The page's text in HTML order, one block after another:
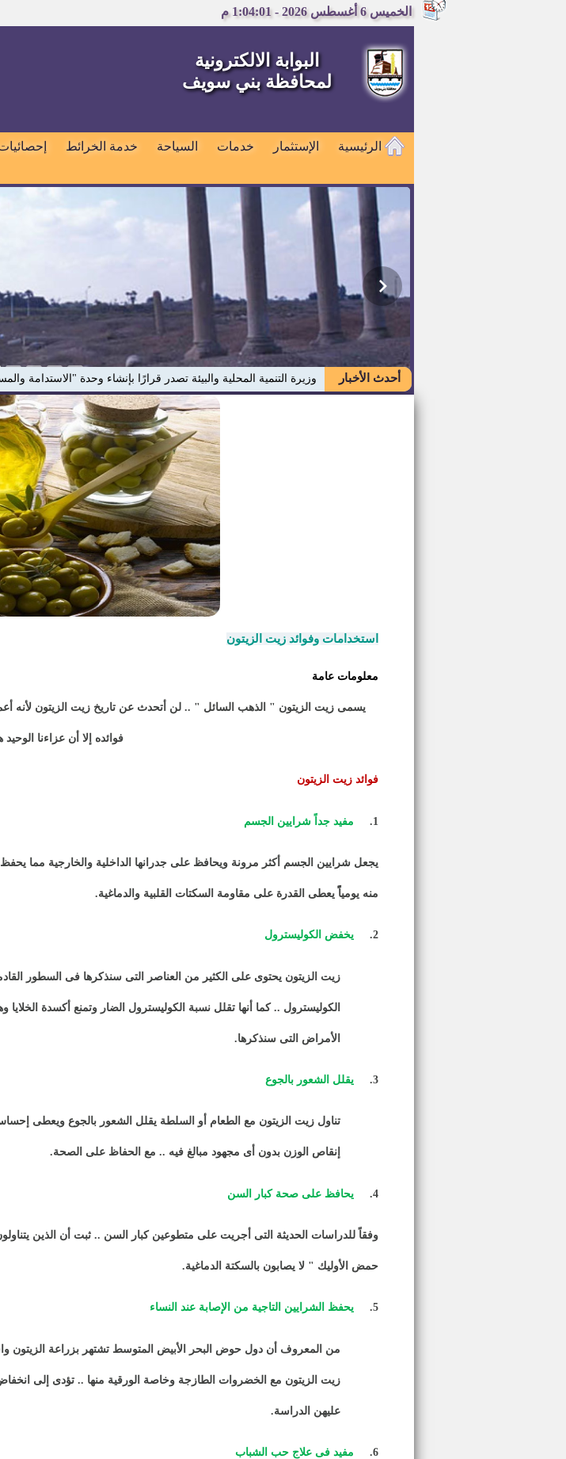
الخميس 6 أغسطس 2026 - 1:04:02 م
البوابة الالكترونية
لمحافظة بني سويف
الرئيسية الإستثمار خدمات السياحة خدمة الخرائط
أحدث الأخبار وزيرة التنمية المحلية والبيئة تصدر قرارًا بإنشاء وحدة "الاستدامة
استخدامات وفوائد زيت الزيتون
معلومات عامة
يسمى زيت الزيتون " الذهب السائل " .. لن أتحدث عن تاريخ زيت الزيتون لأنه
فوائده إلا أن عزاءنا
فوائد زيت الزيتون
1. مفيد جداً شرايين الجسم
يجعل شرايين الجسم أكثر مرونة ويحافظ على جدرانها الداخلية والخارجية مما
منه يومياًً يعطى القدرة على مقاومة السكتات القلبية والدماغية.
2. يخفض الكوليسترول
زيت الزيتون يحتوى على الكثير من العناصر التى سنذكرها فى السطور
الكوليسترول .. كما أنها تقلل نسبة الكوليسترول الضار وتمنع أكسدة
الأمراض التى سنذكرها.
3. يقلل الشعور بالجوع
تناول زيت الزيتون مع الطعام أو السلطة يقلل الشعور بالجوع ويعطى
إنقاص الوزن بدون أى مجهود مبالغ فيه .. مع الحفاظ على الصحة.
4. يحافظ على صحة كبار السن
وفقاً للدراسات الحديثة التى أجريت على متطوعين كبار السن .. ثبت أن الذين
حمض الأوليك " لا يصابون بالسكتة الدماغية.
5. يحفظ الشرايين التاجية من الإصابة عند النساء
من المعروف أن دول حوض البحر الأبيض المتوسط تشتهر بزراعة الزيتون
زيت الزيتون مع الخضروات الطازجة وخاصة الورقية منها .. تؤدى إلى
عليهن الدراسة.
6. مفيد فى علاج حب الشباب